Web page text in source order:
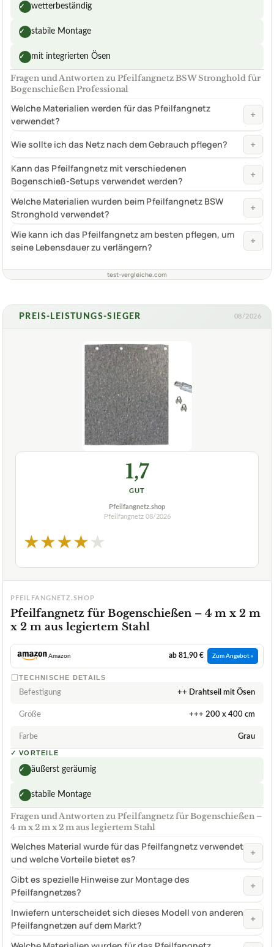
✓ wetterbeständig
✓ stabile Montage
✓ mit integrierten Ösen
Fragen und Antworten zu Pfeilfangnetz BSW Stronghold für
Bogenschießen Professional
Welche Materialien werden für das Pfeilfangnetz
verwendet?
+
Wie sollte ich das Netz nach dem Gebrauch pflegen? +
Kann das Pfeilfangnetz mit verschiedenen
Bogenschieß-Setups verwendet werden?
+
Welche Materialien wurden beim Pfeilfangnetz BSW
Stronghold verwendet?
+
Wie kann ich das Pfeilfangnetz am besten pflegen, um
seine Lebensdauer zu verlängern?
+
test-vergleiche.com
PREIS-LEISTUNGS-SIEGER 08/2026
1,7
GUT
Pfeilfangnetz.shop
Pfeilfangnetz 08/2026
★★★★★
PFEILFANGNETZ.SHOP
Pfeilfangnetz für Bogenschießen – 4 m x 2 m
x 2 m aus legiertem Stahl
Amazon ab 81,90 € Zum Angebot »
TECHNISCHE DETAILS
Befestigung ++ Drahtseil mit Ösen
Größe +++ 200 x 400 cm
Farbe Grau
✓ VORTEILE
✓ äußerst geräumig
✓ stabile Montage
Fragen und Antworten zu Pfeilfangnetz für Bogenschießen –
4 m x 2 m x 2 m aus legiertem Stahl
Welches Material wurde für das Pfeilfangnetz verwendet
und welche Vorteile bietet es?
+
Gibt es spezielle Hinweise zur Montage des
Pfeilfangnetzes?
+
Inwiefern unterscheidet sich dieses Modell von anderen
Pfeilfangnetzen auf dem Markt?
+